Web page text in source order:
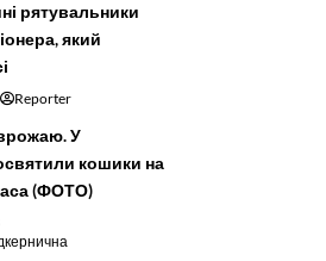
рятувальники
який
Reporter
У
кошики на
(ФОТО)